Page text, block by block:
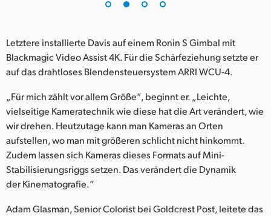
United States
Letztere installierte Davis auf einem Ronin S Gimbal mit
Blackmagic Video Assist 4K. Für die Schärfeziehung setzte er
auf das drahtloses Blendensteuersystem ARRI WCU-4.
„Für mich zählt vor allem Größe“, beginnt er. „Leichte,
vielseitige Kameratechnik wie diese hat die Art verändert, wie
wir drehen. Heutzutage kann man Kameras an Orten
aufstellen, wo man mit größeren schlicht nicht hinkommt.
Zudem lassen sich Kameras dieses Formats auf Mini-
Stabilisierungsriggs setzen. Das verändert die Dynamik
der Kinematografie.“
Adam Glasman, Senior Colorist bei Goldcrest Post, leitete das